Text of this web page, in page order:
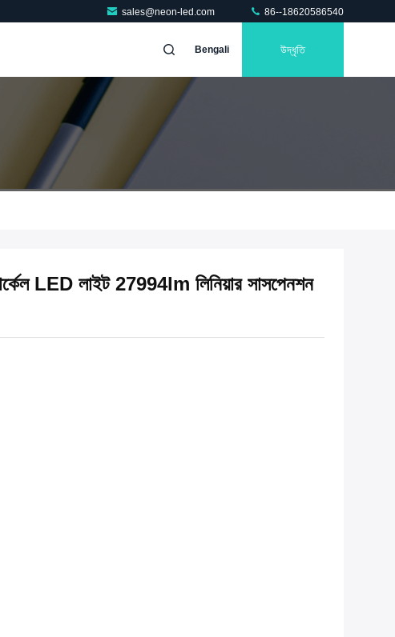
sales@neon-led.com 86--18620586540
Bengali উদ্ধৃতি
LED লাইট 27994lm লিনিয়ার সাসপেনশন